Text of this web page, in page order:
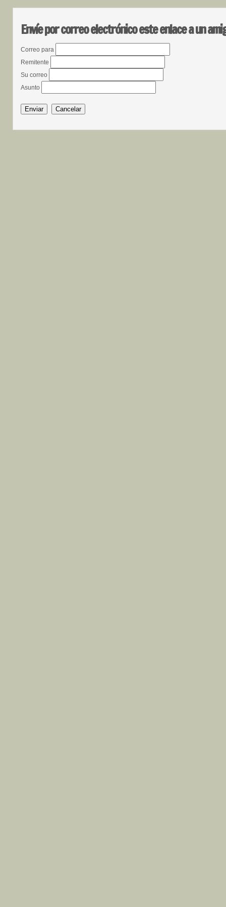
Envíe por correo electrónico este enlace a un
Correo para
Remitente
Su correo
Asunto
Enviar Cancelar